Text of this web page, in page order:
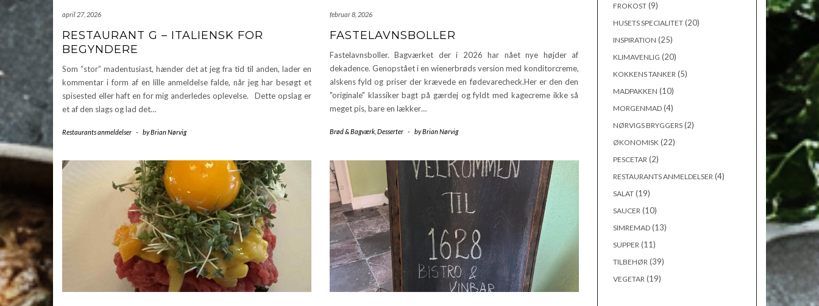
april 27, 2026
RESTAURANT G – ITALIENSK FOR
BEGYNDERE
Som “stor” madentusiast, hænder det at jeg fra tid til anden, lader en
kommentar i form af en lille anmeldelse falde, når jeg har besøgt et
spisested eller haft en for mig anderledes oplevelse. Dette opslag er
et af den slags og lad det…
Restaurants anmeldelser - byBrian Nørvig
februar 8, 2026
FASTELAVNSBOLLER
Fastelavnsboller. Bagværket der i 2026 har nået nye højder af
dekadence. Genopstået i en wienerbrøds version med konditorcreme,
alskens fyld og priser der krævede en fødevarecheck.Her er den den
"originale" klassiker bagt på gærdej og fyldt med kagecreme ikke så
meget pis, bare en lækker…
Brød & Bagværk, Desserter - byBrian Nørvig
FROKOST(9)
HUSETS SPECIALITET(20)
INSPIRATION (25)
KLIMAVENLIG (20)
KOKKENS TANKER(5)
MADPAKKEN (10)
MORGENMAD(4)
NØRVIGS BRYGGERS(2)
ØKONOMISK(22)
PESCETAR(2)
RESTAURANTS ANMELDELSER(4)
SALAT(19)
SAUCER(10)
SIMREMAD(13)
SUPPER(11)
TILBEHØR(39)
VEGETAR(19)